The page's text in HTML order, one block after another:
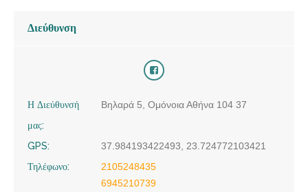
Διεύθυνση
Η Διεύθυνσή
μας:
Βηλαρά 5, Ομόνοια Αθήνα 104 37
GPS:
37.984193422493, 23.724772103421
Τηλέφωνο:
2105248435
6945210739